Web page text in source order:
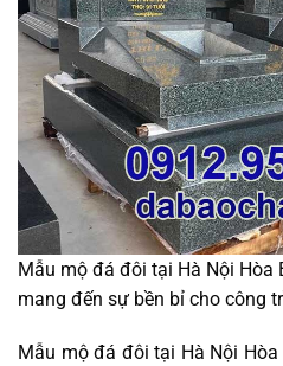
Mẫu mộ đá đôi tại Hà Nội Hòa
mang đến sự bền bỉ cho công
Mẫu mộ đá đôi tại Hà Nội